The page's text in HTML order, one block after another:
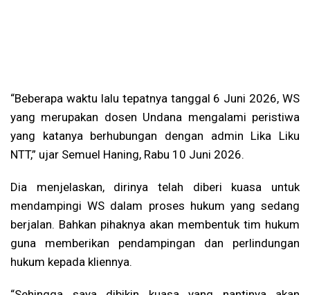
“Beberapa waktu lalu tepatnya tanggal 6 Juni 2026, WS
yang merupakan dosen Undana mengalami peristiwa
yang katanya berhubungan dengan admin Lika Liku
NTT,” ujar Semuel Haning, Rabu 10 Juni 2026.
Dia menjelaskan, dirinya telah diberi kuasa untuk
mendampingi WS dalam proses hukum yang sedang
berjalan. Bahkan pihaknya akan membentuk tim hukum
guna memberikan pendampingan dan perlindungan
hukum kepada kliennya.